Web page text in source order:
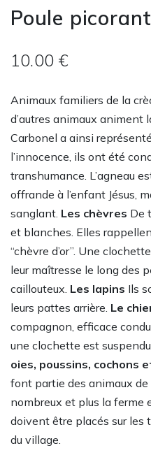
Poule
10.00 €
Animaux familiers de la
d’autres animaux animent
Carbonel a ainsi
l’innocence, ils ont été
transhumance. L’agneau
offrande à l’enfant Jésus,
sanglant. Les chèvres De
et blanches. Elles
“chèvre d’or”. Une
leur maîtresse le long des
caillouteux. Les lapins Ils
leurs pattes arrière. Le
compagnon, efficace
une clochette est
oies, poussins, cochons
font partie des animaux
nombreux et plus la ferme
doivent être placés sur les
du village.